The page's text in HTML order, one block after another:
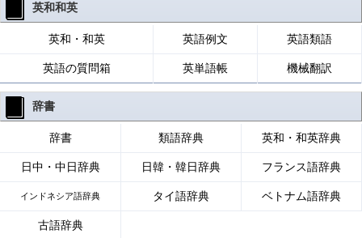
英和和英
英和・和英 英語例文 英語類語
英語の質問箱 英単語帳 機械翻訳
辞書
辞書 類語辞典 英和・和英辞典
日中・中日辞典 日韓・韓日辞典 フランス語辞典
インドネシア語辞典 タイ語辞典 ベトナム語辞典
古語辞典